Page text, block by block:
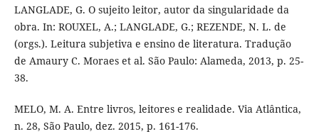
LANGLADE, G. O sujeito leitor, autor da singularidade da
obra. In: ROUXEL, A.; LANGLADE, G.; REZENDE, N. L. de
(orgs.). Leitura subjetiva e ensino de literatura. Tradução
de Amaury C. Moraes et al. São Paulo: Alameda, 2013, p. 25-
38.
MELO, M. A. Entre livros, leitores e realidade. Via Atlântica,
n. 28, São Paulo, dez. 2015, p. 161-176.